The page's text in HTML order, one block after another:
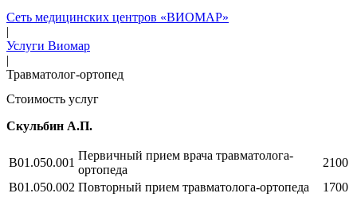
Сеть медицинских центров «ВИОМАР»
|
Услуги Виомар
|
Травматолог-ортопед
Стоимость услуг
Скульбин А.П.
B01.050.001
Первичный прием врача травматолога-
ортопеда
2100
B01.050.002 Повторный прием травматолога-ортопеда
1700